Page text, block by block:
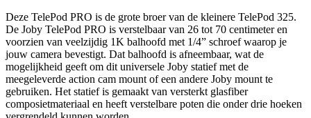
Deze TelePod PRO is de grote broer van de kleinere TelePod 325.
De Joby TelePod PRO is verstelbaar van 26 tot 70 centimeter en
voorzien van veelzijdig 1K balhoofd met 1/4” schroef waarop je
jouw camera bevestigt. Dat balhoofd is afneembaar, wat de
mogelijkheid geeft om dit universele Joby statief met de
meegeleverde action cam mount of een andere Joby mount te
gebruiken. Het statief is gemaakt van versterkt glasfiber
composietmateriaal en heeft verstelbare poten die onder drie hoeken